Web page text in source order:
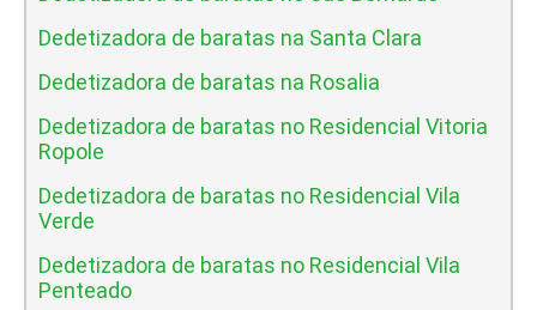
Dedetizadora de baratas na Santa Clara
Dedetizadora de baratas na Rosalia
Dedetizadora de baratas no Residencial Vitoria
Ropole
Dedetizadora de baratas no Residencial Vila
Verde
Dedetizadora de baratas no Residencial Vila
Penteado